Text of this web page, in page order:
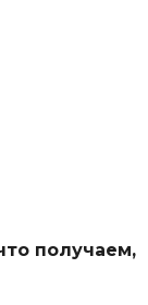
получаем,